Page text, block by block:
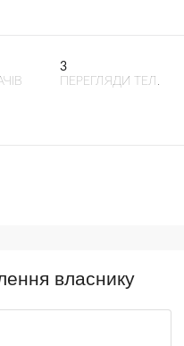
3
ПЕРЕГЛЯДИ ТЕЛ.
власнику